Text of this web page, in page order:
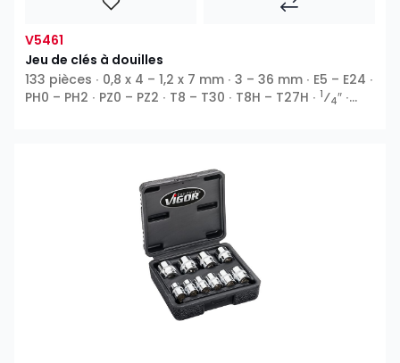
V5461
Jeu de clés à douilles
133 pièces ∙ 0,8 x 4 – 1,2 x 7 mm ∙ 3 – 36 mm ∙ E5 – E24 ∙
PH0 – PH2 ∙ PZ0 – PZ2 ∙ T8 – T30 ∙ T8H – T27H ∙ 1⁄4″ ∙